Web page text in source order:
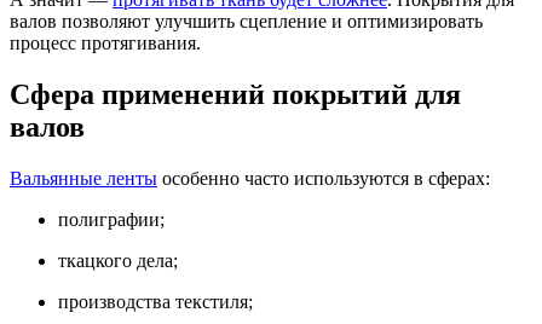
валов позволяют улучшить сцепление и оптимизировать
процесс протягивания.
Сфера применений покрытий для
валов
Вальянные ленты особенно часто используются в сферах:
полиграфии;
ткацкого дела;
производства текстиля;